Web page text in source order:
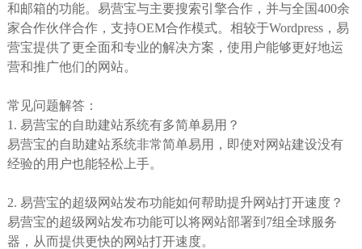
和邮箱的功能。易营宝与主要搜索引擎合作，并与全国400余
家合作伙伴合作，支持OEM合作模式。相较于Wordpress，易
营宝提供了更全面和专业的解决方案，使用户能够更好地运
营和推广他们的网站。
常见问题解答：
1. 易营宝的自助建站系统有多简单易用？
易营宝的自助建站系统非常简单易用，即使对网站建设没有
经验的用户也能轻松上手。
2. 易营宝的超级网站发布功能如何帮助提升网站打开速度？
易营宝的超级网站发布功能可以将网站部署到7组全球服务
器，从而提供更快的网站打开速度。